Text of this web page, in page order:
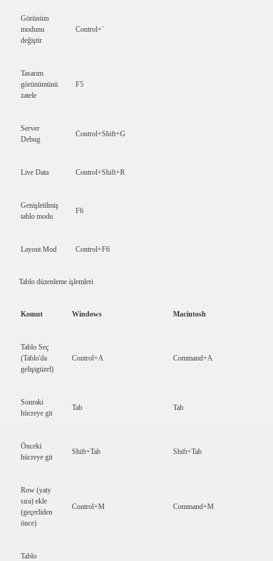
Görünüm
modunu
değiştir
Control+`
Tasarım
görünümünü
zatele
F5
Server
Debug
Control+Shift+G
Live Data Control+Shift+R
Genişletilmiş
tablo modu
F6
Layout Mod Control+F6
Tablo düzenleme işlemleri
Komut Windows Macintosh
Tablo Seç
(Tablo'da
gelişigüzel)
Control+A Command+A
Sonraki
hücreye git
Tab Tab
Önceki
hücreye git
Shift+Tab Shift+Tab
Row (yaty
sıra) ekle
(geçerliden
önce)
Control+M Command+M
Tablo